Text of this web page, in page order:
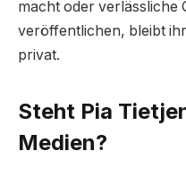
macht oder verlässliche
veröffentlichen, bleibt
privat.
Steht Pia
Medien?